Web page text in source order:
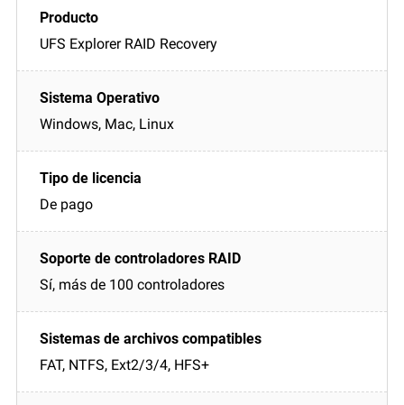
UFS Explorer RAID Recovery
Windows, Mac, Linux
De pago
Sí, más de 100 controladores
FAT, NTFS, Ext2/3/4, HFS+